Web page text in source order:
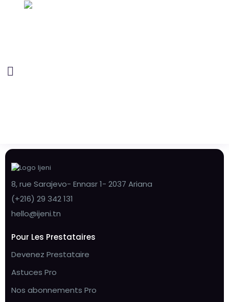
8, rue Sarajevo- Ennasr 1- 2037 Ariana
(+216) 29 342 131
hello@ijeni.tn
Pour Les Prestataires
Devenez Prestataire
Astuces Pro
Nos abonnements Pro